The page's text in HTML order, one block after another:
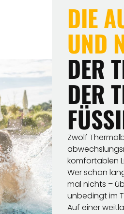
DIE
ND
DER
DER
Zwölf
komfortablen
Wer schon
mal nichts –
unbedingt im
Auf einer